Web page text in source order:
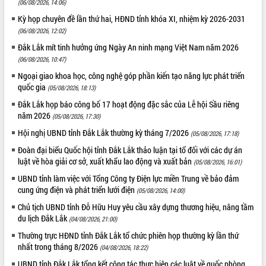
hiện nhiệm vụ quản lý tài sản công
hàng tuần
Tháo gỡ những vướng mắc, đẩy mạnh
công tác cải cách thủ tục hành chính
tại Trung tâm Phục vụ hành chính
công tỉnh
Đắk Lắk: Tôn vinh 46 giải pháp tại Hội
thi Sáng tạo Kỹ thuật 2024 - 2025
Đắk Lắk rà soát, điều chỉnh Đề án 190
về phát triển nuôi trồng thủy sản
Phó Chủ tịch UBND tỉnh Đắk Lắk
Trương Công Thái kiểm tra thực địa
Dự án cao tốc Khánh Hòa - Buôn Ma
Thuột
Định vị cà phê Việt Nam như một “di
sản sống” trong dòng chảy toàn cầu
Xây dựng nông thôn mới: Nâng cao đời
thực
Quyết liệt tháo gỡ vướng mắc, đẩy
(06/08/2026, 14:06)
Kỳ họp chuyên đề lần thứ hai, HĐND tỉnh khóa XI, nhiệm kỳ 2026-2031
(06/08/2026, 12:02)
Đắk Lắk mít tinh hưởng ứng Ngày An ninh mạng Việt Nam năm 2026
(06/08/2026, 10:47)
Ngoại giao khoa học, công nghệ góp phần kiến tạo năng lực phát triển
quốc gia (05/08/2026, 18:13)
Đắk Lắk họp báo công bố 17 hoạt động đặc sắc của Lễ hội Sầu riêng
năm 2026 (05/08/2026, 17:30)
Hội nghị UBND tỉnh Đắk Lắk thường kỳ tháng 7/2026 (05/08/2026, 17:18)
Đoàn đại biểu Quốc hội tỉnh Đắk Lắk thảo luận tại tổ đối với các dự án
luật về hòa giải cơ sở, xuất khẩu lao động và xuất bản (05/08/2026, 16:01)
UBND tỉnh làm việc với Tổng Công ty Điện lực miền Trung về bảo đảm
cung ứng điện và phát triển lưới điện (05/08/2026, 14:00)
Chủ tịch UBND tỉnh Đỗ Hữu Huy yêu cầu xây dựng thương hiệu, nâng tầm
du lịch Đắk Lắk (04/08/2026, 21:00)
Thường trực HĐND tỉnh Đắk Lắk tổ chức phiên họp thường kỳ lần thứ
nhất trong tháng 8/2026 (04/08/2026, 18:22)